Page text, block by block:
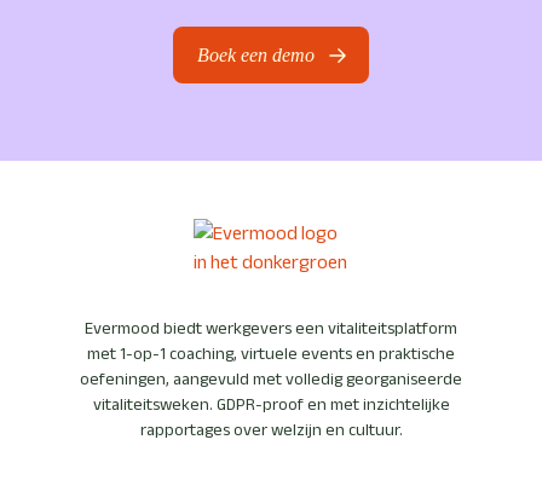
Boek een demo
Evermood biedt werkgevers een vitaliteitsplatform
met 1-op-1 coaching, virtuele events en praktische
oefeningen, aangevuld met volledig georganiseerde
vitaliteitsweken. GDPR-proof en met inzichtelijke
rapportages over welzijn en cultuur.